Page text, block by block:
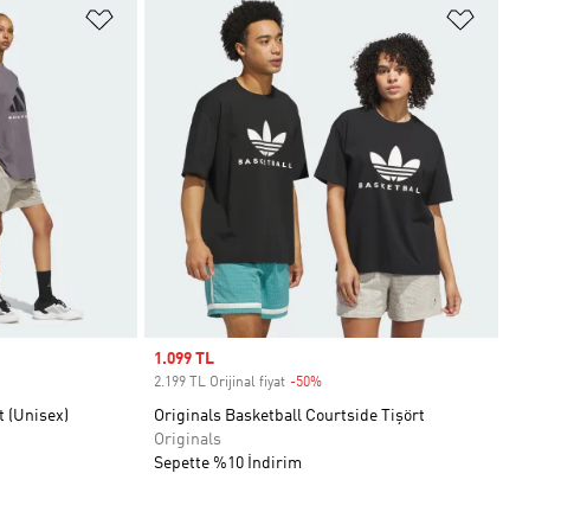
Favori Listesine Ekle
(Unisex)
Sale price
1.099 TL
2.199 TL Orijinal fiyat -50%Discount
Originals Basketball Courtside Tişört
Originals
Sepette %10 İndirim